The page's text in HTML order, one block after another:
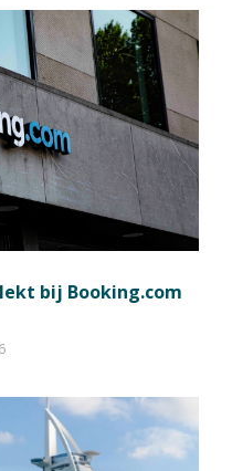
bij Booking.com